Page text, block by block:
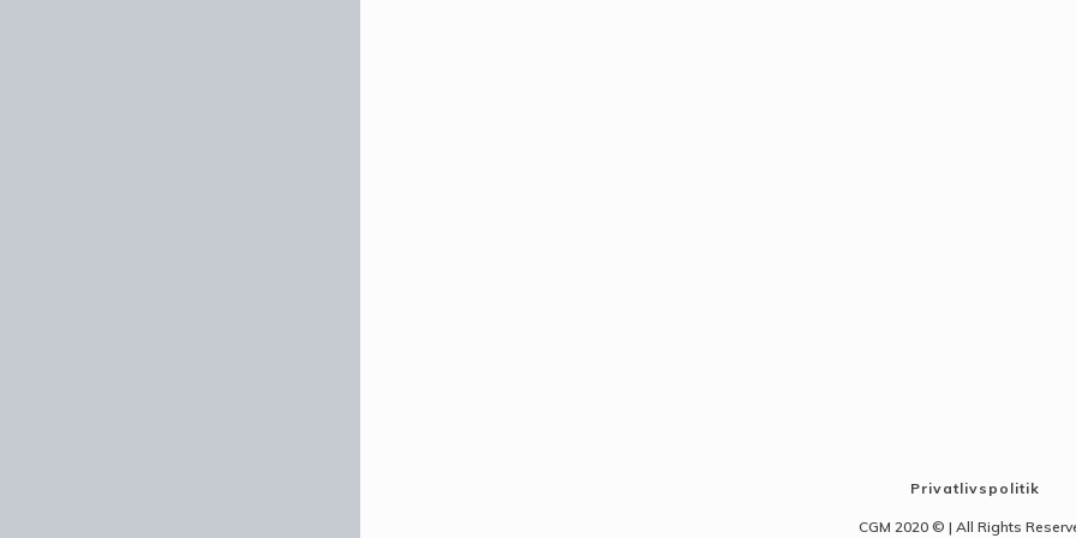
Privatlivspolitik
CGM 2020 ©​ | All Rights